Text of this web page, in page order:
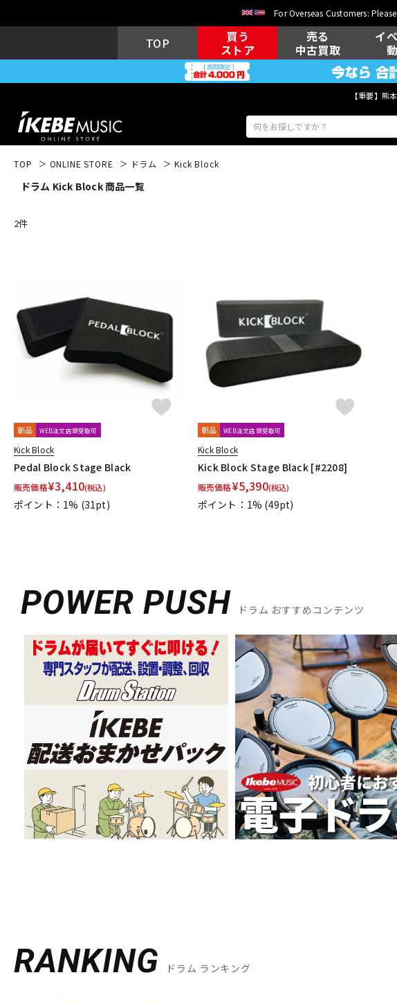
For Overseas Customers:
TOP
買う
ストア
売る
中古買取
イ
【重要】熊
エレキギター
DJ機器 DTM
ヴィンテージ
TOP ONLINE STORE ドラム Kick Block
ドラム Kick Block 商品一覧
2件
新品 WEB注文店頭受取可
Kick Block
Pedal Block Stage Black
販売価格¥3,410(税込)
ポイント：1% (31pt)
新品 WEB注文店頭受取可
Kick Block
Kick Block Stage Black [#2208]
販売価格¥5,390(税込)
ポイント：1% (49pt)
POWER PUSH ドラム おすすめコンテンツ
RANKING ドラム ランキング